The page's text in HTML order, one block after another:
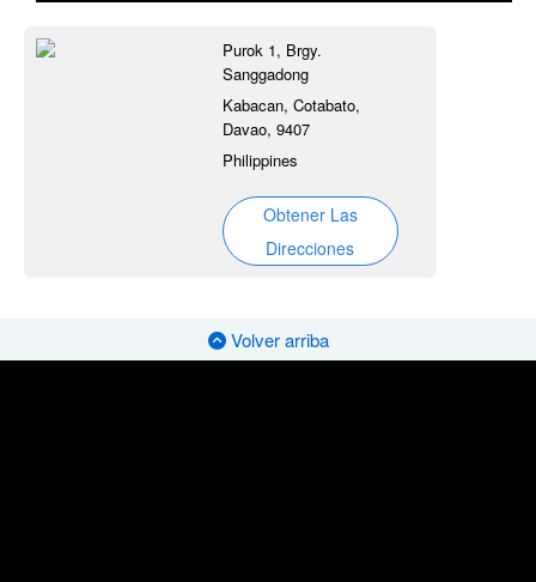
Purok 1, Brgy.
Sanggadong
Kabacan, Cotabato,
Davao, 9407
Philippines
Obtener Las
Direcciones
Volver arriba